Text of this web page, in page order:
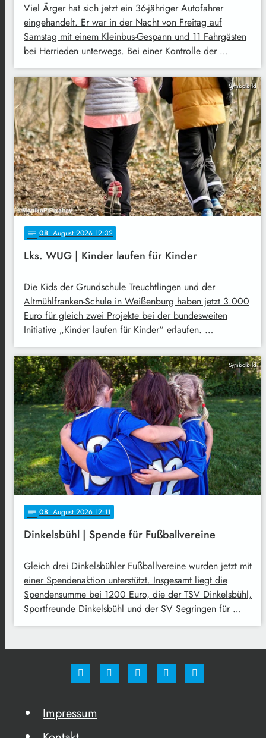
Viel Ärger hat sich jetzt ein 36-jähriger Autofahrer
eingehandelt. Er war in der Nacht von Freitag auf
Samstag mit einem Kleinbus-Gespann und 11 Fahrgästen
bei Herrieden unterwegs. Bei einer Kontrolle der …
Symbolbild
notes 08. August 2026 12:32
Lks. WUG | Kinder laufen für Kinder
Die Kids der Grundschule Treuchtlingen und der
Altmühlfranken-Schule in Weißenburg haben jetzt 3.000
Euro für gleich zwei Projekte bei der bundesweiten
Initiative „Kinder laufen für Kinder“ erlaufen. …
Symbolbild
notes 08. August 2026 12:11
Dinkelsbühl | Spende für Fußballvereine
Gleich drei Dinkelsbühler Fußballvereine wurden jetzt mit
einer Spendenaktion unterstützt. Insgesamt liegt die
Spendensumme bei 1200 Euro, die der TSV Dinkelsbühl,
Sportfreunde Dinkelsbühl und der SV Segringen für …
Impressum